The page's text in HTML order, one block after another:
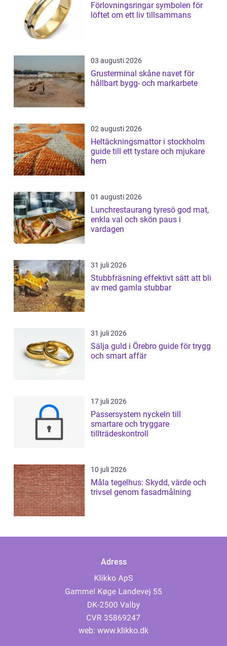
Förlovningsringar symbolen för
löftet om ett liv tillsammans
03 augusti 2026
Grusterminal skåne navet för
hållbart bygg- och markarbete
02 augusti 2026
Heltäckningsmattor i stockholm
guide till ett tystare och mjukare
hem
01 augusti 2026
Lunchrestaurang tyresö god mat,
enkla val och skön paus i
vardagen
31 juli 2026
Stubbfräsning effektivt sätt att bli
av med gamla stubbar
31 juli 2026
Sälja guld i Örebro guide för trygg
och smart affär
17 juli 2026
Passersystem nyckeln till
smartare och tryggare
tillträdeskontroll
10 juli 2026
Måla tegelhus: Skydd, värde och
trivsel genom fasadmålning
Adress
web: www.klikko.dk